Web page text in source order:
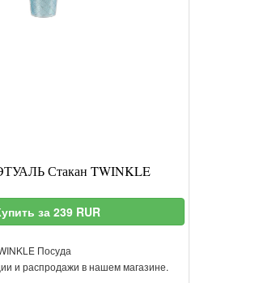
Стакан TWINKLE
за 239 RUR
Посуда
и распродажи в нашем магазине.